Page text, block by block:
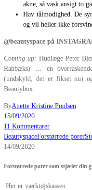
akne, så vask ansigt to
Hav tålmodighed. De
og vil heller ikke
@beautyspace på
Coming up: Hudlæge Peter
Rahbæks) … en
(undskyld, det er fikset nu)
Beautybox.
ByAnette Kristine Poulsen
15/09/2020
11 Kommentarer
BeautyspaceForstørrede porer
14/09/2020
Forstørrede porer som stjæler din
Her er værktøjskassen